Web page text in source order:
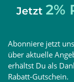
Jetzt 2%
Abonniere jetzt
über aktuelle
erhältst Du als
Rabatt-Gutschein.